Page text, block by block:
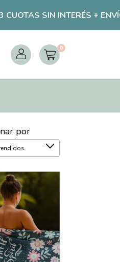
SIN INTERÉS + ENVÍOS
0
por